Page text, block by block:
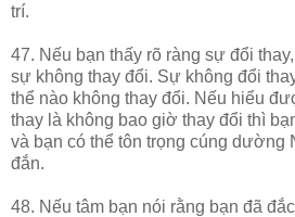
trí.
47. Nếu bạn thấy rõ ràng sự đổi
sự không thay đổi. Sự không đổi
thể nào không thay đổi. Nếu hiểu
thay là không bao giờ thay đổi thì
và bạn có thể tôn trọng cúng dường
đắn.
48. Nếu tâm bạn nói rằng bạn đã